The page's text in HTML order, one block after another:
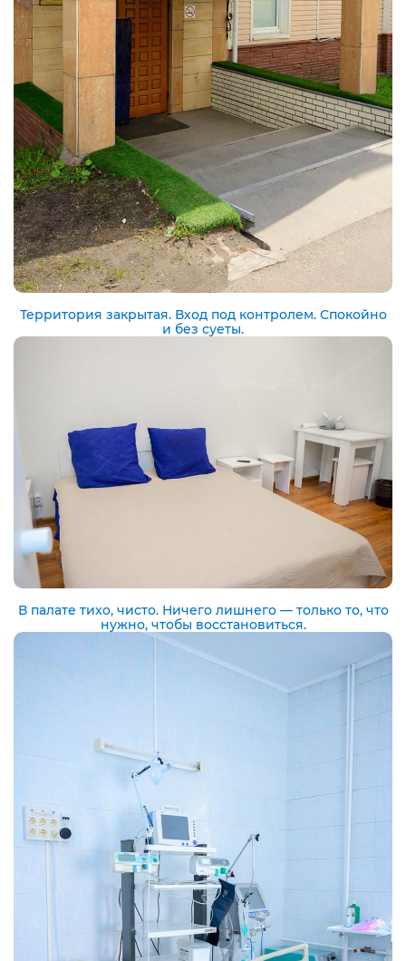
Территория закрытая. Вход под контролем. Спокойно
и без суеты.
В палате тихо, чисто. Ничего лишнего — только то, что
нужно, чтобы восстановиться.